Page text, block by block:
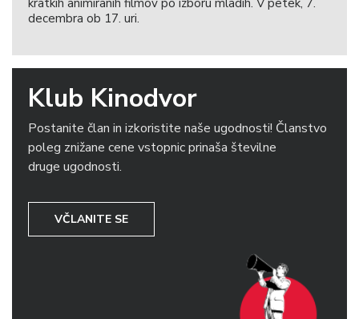
kratkih animiranih filmov po izboru mladih. V petek, 7.
decembra ob 17. uri.
Klub Kinodvor
Postanite član in izkoristite naše ugodnosti! Članstvo
poleg znižane cene vstopnic prinaša številne
druge ugodnosti.
VČLANITE SE